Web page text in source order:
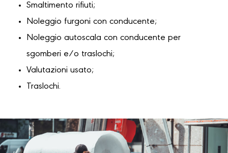
Smaltimento rifiuti;
Noleggio furgoni con conducente;
Noleggio autoscala con conducente per
sgomberi e/o traslochi;
Valutazioni usato;
Traslochi.